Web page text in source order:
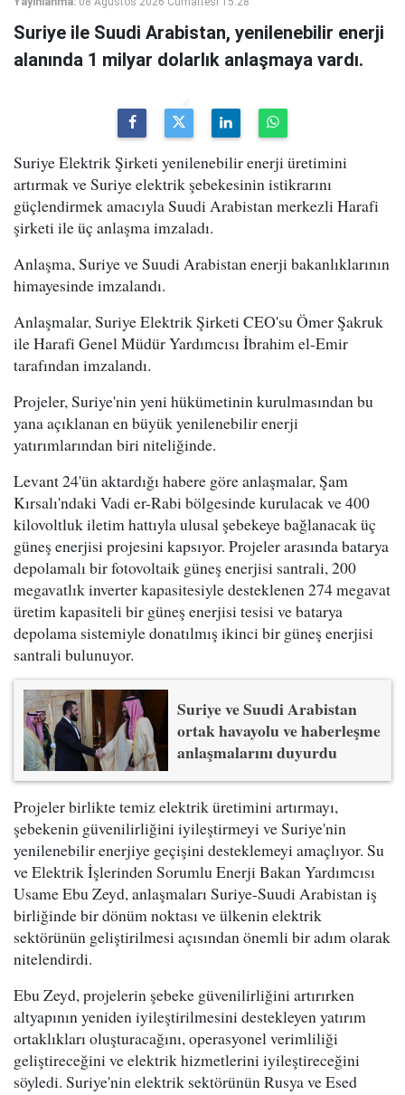
Suriye ile Suudi Arabistan, yenilenebilir enerji
alanında 1 milyar dolarlık anlaşmaya vardı.
Suriye Elektrik Şirketi yenilenebilir enerji üretimini
artırmak ve Suriye elektrik şebekesinin istikrarını
güçlendirmek amacıyla Suudi Arabistan merkezli Harafi
şirketi ile üç anlaşma imzaladı.
Anlaşma, Suriye ve Suudi Arabistan enerji bakanlıklarının
himayesinde imzalandı.
Anlaşmalar, Suriye Elektrik Şirketi CEO'su Ömer Şakruk
ile Harafi Genel Müdür Yardımcısı İbrahim el-Emir
tarafından imzalandı.
Projeler, Suriye'nin yeni hükümetinin kurulmasından bu
yana açıklanan en büyük yenilenebilir enerji
yatırımlarından biri niteliğinde.
Levant 24'ün aktardığı habere göre anlaşmalar, Şam
Kırsalı'ndaki Vadi er-Rabi bölgesinde kurulacak ve 400
kilovoltluk iletim hattıyla ulusal şebekeye bağlanacak üç
güneş enerjisi projesini kapsıyor. Projeler arasında batarya
depolamalı bir fotovoltaik güneş enerjisi santrali, 200
megavatlık inverter kapasitesiyle desteklenen 274 megavat
üretim kapasiteli bir güneş enerjisi tesisi ve batarya
depolama sistemiyle donatılmış ikinci bir güneş enerjisi
santrali bulunuyor.
Suriye ve Suudi Arabistan
ortak havayolu ve haberleşme
anlaşmalarını duyurdu
Projeler birlikte temiz elektrik üretimini artırmayı,
şebekenin güvenilirliğini iyileştirmeyi ve Suriye'nin
yenilenebilir enerjiye geçişini desteklemeyi amaçlıyor. Su
ve Elektrik İşlerinden Sorumlu Enerji Bakan Yardımcısı
Usame Ebu Zeyd, anlaşmaları Suriye-Suudi Arabistan iş
birliğinde bir dönüm noktası ve ülkenin elektrik
sektörünün geliştirilmesi açısından önemli bir adım olarak
nitelendirdi.
Ebu Zeyd, projelerin şebeke güvenilirliğini artırırken
altyapının yeniden iyileştirilmesini destekleyen yatırım
ortaklıkları oluşturacağını, operasyonel verimliliği
geliştireceğini ve elektrik hizmetlerini iyileştireceğini
söyledi. Suriye'nin elektrik sektörünün Rusya ve Esed